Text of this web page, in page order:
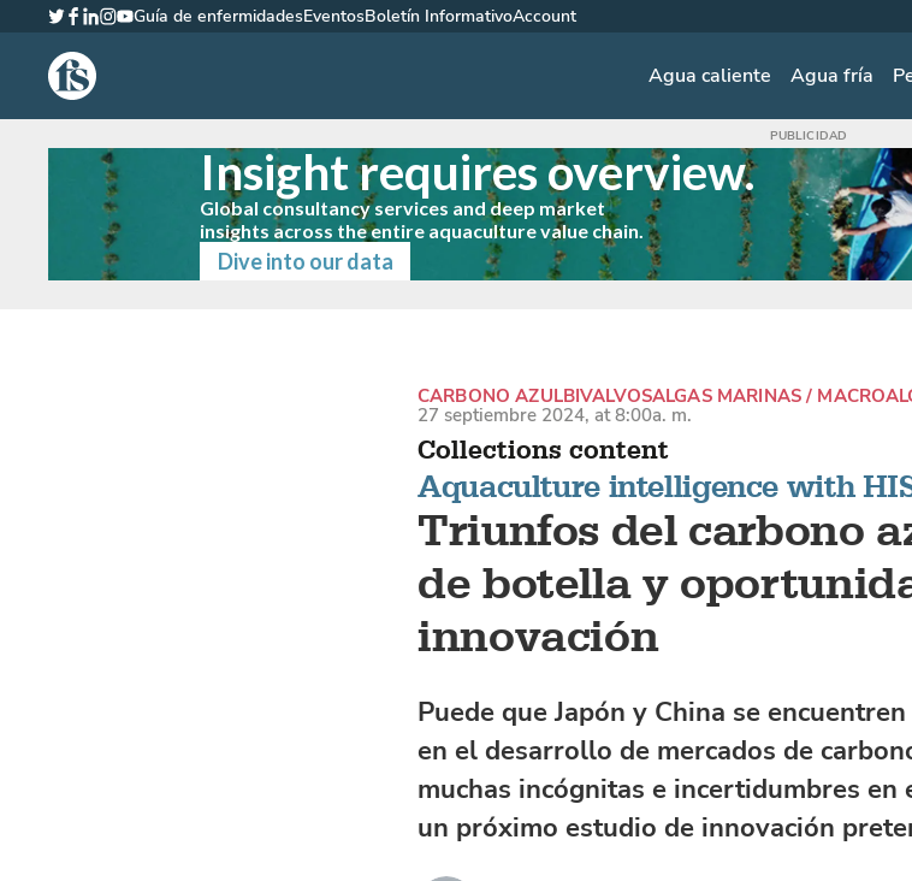
The Fish Site Española Agua caliente Agua fría
Twitter
Facebook
LinkedIn
Instagram
YouTube
Guía de enfermidadesEventosBoletín InformativoAccount
Collections content
Aquaculture intelligence with
Triunfos del carbono
de botella y
innovación
CARBONO AZULBIVALVOSALGAS MARINAS /
27 septiembre 2024, at 8:00a. m.
Puede que Japón y China se
en el desarrollo de mercados de
muchas incógnitas e incertidumbres en
un próximo estudio de innovación
Insight requires overview.
Global consultancy services and deep market
insights across the entire aquaculture value chain.
Dive into our data